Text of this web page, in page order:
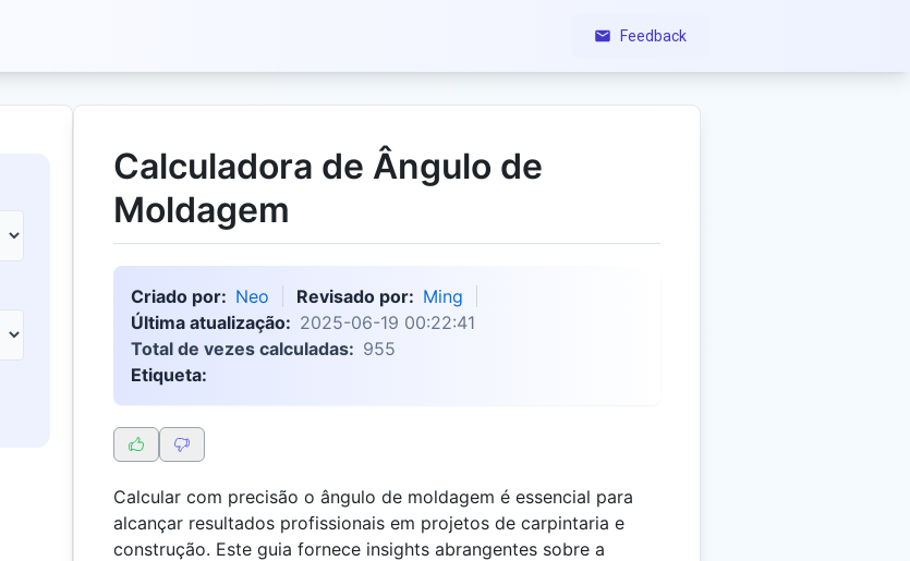
Feedback
Calculadora de Ângulo de
Moldagem
Criado por: Neo Revisado por: Ming
Última atualização: 2025-06-19 00:22:41
Total de vezes calculadas: 955
Etiqueta:
Calcular com precisão o ângulo de moldagem é essencial para
alcançar resultados profissionais em projetos de carpintaria e
construção. Este guia fornece insights abrangentes sobre a